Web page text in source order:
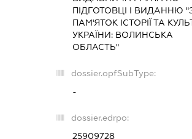
ПІДГОТОВЦІ І ВИДАННЮ
ПАМ'ЯТОК ІСТОРІЇ ТА
УКРАЇНИ: ВОЛИНСЬКА
ОБЛАСТЬ"
dossier.opfSubType:
-
dossier.edrpo:
25909728